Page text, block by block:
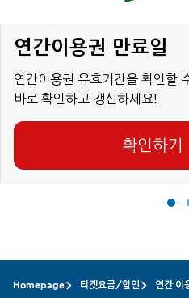
연간이용권 만료일
연간이용권 유효기간을 확인할
바로 확인하고 갱신하세요!
확인하기
Homepage 티켓요금/할인 연간 이